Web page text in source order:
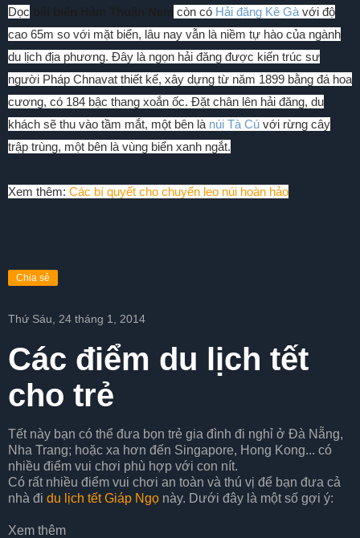
Dọc còn có Hải đăng Kê Gà với độ
cao 65m so với mặt biển, lâu nay vẫn là niềm tự hào của ngành
du lịch địa phương. Đây là ngọn hải đăng được kiến trúc sư
người Pháp Chnavat thiết kế, xây dựng từ năm 1899 bằng đá hoa
cương, có 184 bậc thang xoắn ốc. Đặt chân lên hải đăng, du
khách sẽ thu vào tầm mắt, một bên là núi Tà Cú với rừng cây
trập trùng, một bên là vùng biển xanh ngắt.
Xem thêm: Các bí quyết cho chuyến leo núi hoàn hảo
Chia sẻ
Thứ Sáu, 24 tháng 1, 2014
Các điểm du lịch tết
cho trẻ
Tết này bạn có thể đưa bọn trẻ gia đình đi nghỉ ở Đà Nẵng,
Nha Trang; hoặc xa hơn đến Singapore, Hong Kong... có
nhiều điểm vui chơi phù hợp với con nít.
Có rất nhiều điểm vui chơi an toàn và thú vị để bạn đưa cả
nhà đi du lịch tết Giáp Ngọ này. Dưới đây là một số gợi ý:
Xem thêm